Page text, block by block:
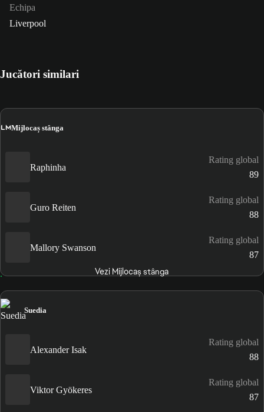
Echipa
Liverpool
Jucători similari
LMMijlocaș stânga
Raphinha
Rating global
89
Guro Reiten
Rating global
88
Mallory Swanson
Rating global
87
Vezi Mijlocaș stânga
Suedia
Alexander Isak
Rating global
88
Viktor Gyökeres
Rating global
87